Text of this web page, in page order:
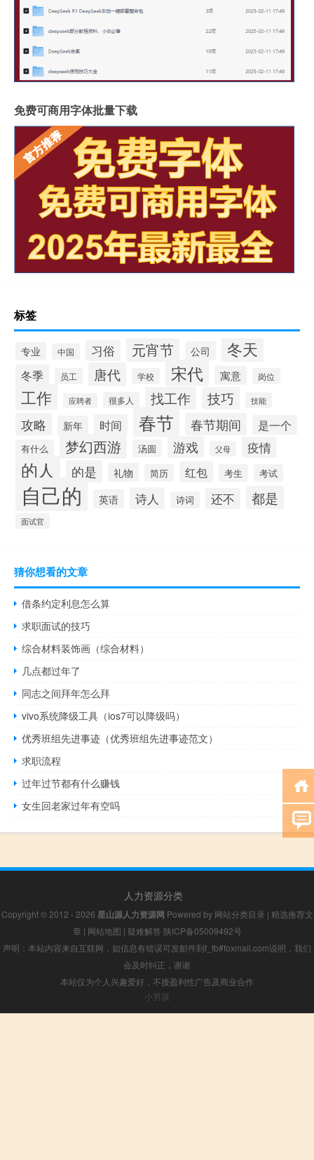
免费可商用字体批量下载
标签
专业 中国 习俗 元宵节 公司 冬天
冬季 员工 唐代 学校 宋代 寓意 岗位
工作 应聘者 很多人 找工作 技巧 技能
攻略 新年 时间 春节 春节期间 是一个
有什么 梦幻西游 汤圆 游戏 父母 疫情
的人 的是 礼物 简历 红包 考生 考试
自己的 英语 诗人 诗词 还不 都是
面试官
猜你想看的文章
借条约定利息怎么算
求职面试的技巧
综合材料装饰画（综合材料）
几点都过年了
同志之间拜年怎么拜
vivo系统降级工具（ios7可以降级吗）
优秀班组先进事迹（优秀班组先进事迹范文）
求职流程
过年过节都有什么赚钱
女生回老家过年有空吗
人力资源分类
Copyright © 2012 - 2026 星山源人力资源网 Powered by 网站分类目录 | 精选推荐文
章 | 网站地图 | 疑难解答 陕ICP备05009492号
声明：本站内容来自互联网，如信息有错误可发邮件到f_fb#foxmail.com说明，我们
会及时纠正，谢谢
本站仅为个人兴趣爱好，不接盈利性广告及商业合作
小男孩